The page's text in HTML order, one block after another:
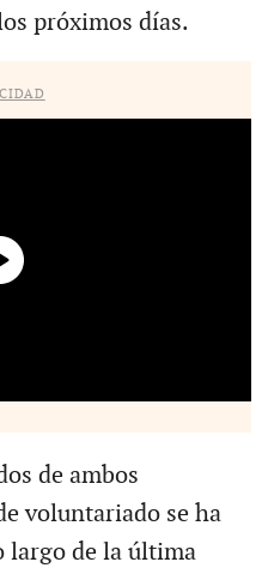
próximos días.
de ambos
voluntariado se ha
largo de la última